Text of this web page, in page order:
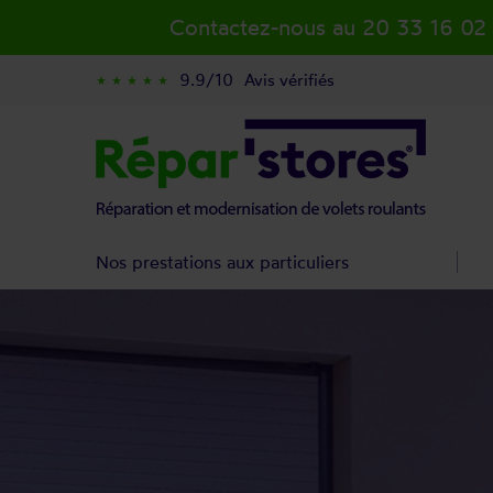
Contactez-nous au 20 33 16
star_rate star_rate star_rate star_rate star_rate 9.9/10 Avis vérifiés
Nos prestations aux particuliers